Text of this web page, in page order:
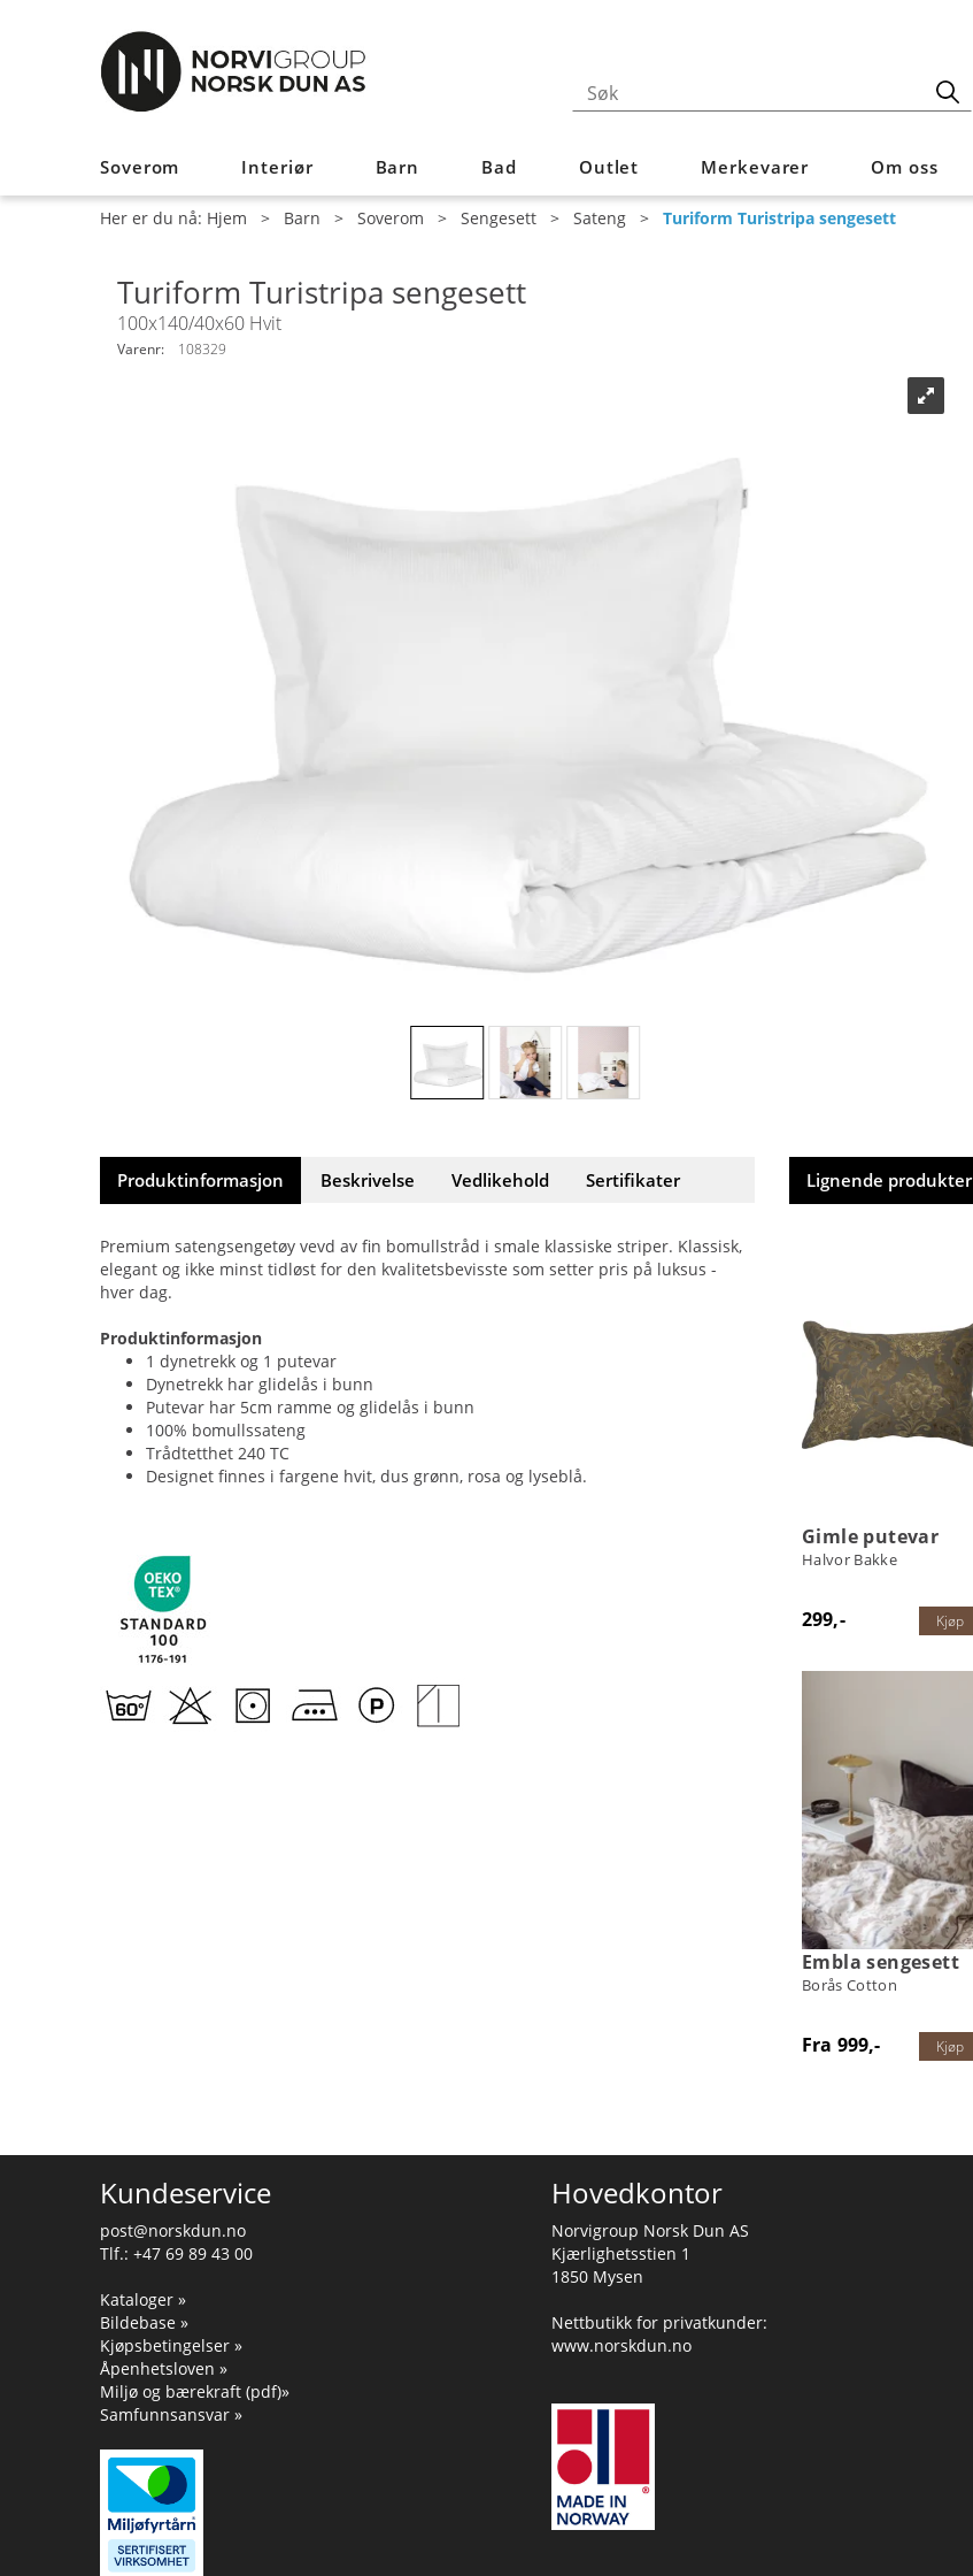
Soverom Interiør Barn Bad Outlet Merkevarer Om oss
Her er du nå: Hjem > Barn > Soverom > Sengesett > Sateng > Turiform Turistripa sengesett
Turiform Turistripa sengesett
100x140/40x60 Hvit
Varenr: 108329
Produktinformasjon Beskrivelse Vedlikehold Sertifikater
Premium satengsengetøy vevd av fin bomullstråd i smale klassiske striper. Klassisk,
elegant og ikke minst tidløst for den kvalitetsbevisste som setter pris på luksus -
hver dag.
Produktinformasjon
1 dynetrekk og 1 putevar
Dynetrekk har glidelås i bunn
Putevar har 5cm ramme og glidelås i bunn
100% bomullssateng
Trådtetthet 240 TC
Designet finnes i fargene hvit, dus grønn, rosa og lyseblå.
Lignende produkter
Gimle putevar
Halvor Bakke
299,- Kjøp
Embla sengesett
Borås Cotton
Fra 999,- Kjøp
Kundeservice
post@norskdun.no
Tlf.: +47 69 89 43 00
Kataloger »
Bildebase »
Kjøpsbetingelser »
Åpenhetsloven »
Miljø og bærekraft (pdf)»
Samfunnsansvar »
Hovedkontor
Norvigroup Norsk Dun AS
Kjærlighetsstien 1
1850 Mysen
Nettbutikk for privatkunder:
www.norskdun.no